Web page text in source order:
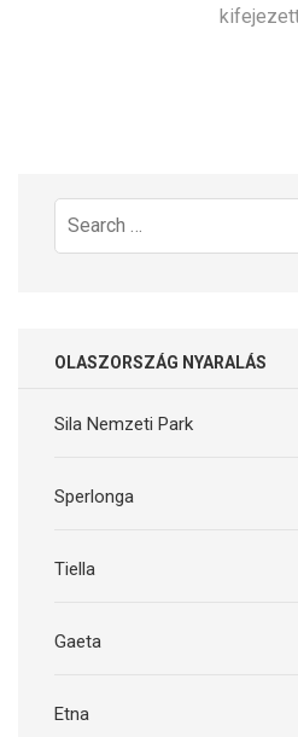
Search
for:
OLASZORSZÁG NYARALÁS
Sila Nemzeti Park
Sperlonga
Tiella
Gaeta
Etna